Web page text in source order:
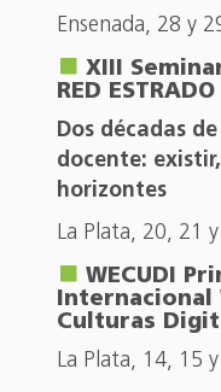
Ensenada, 28 y
XIII
RED ESTRADO
Dos décadas
docente:
horizontes
La Plata, 20, 21
WECUDI
Internacional
Culturas
La Plata, 14, 15